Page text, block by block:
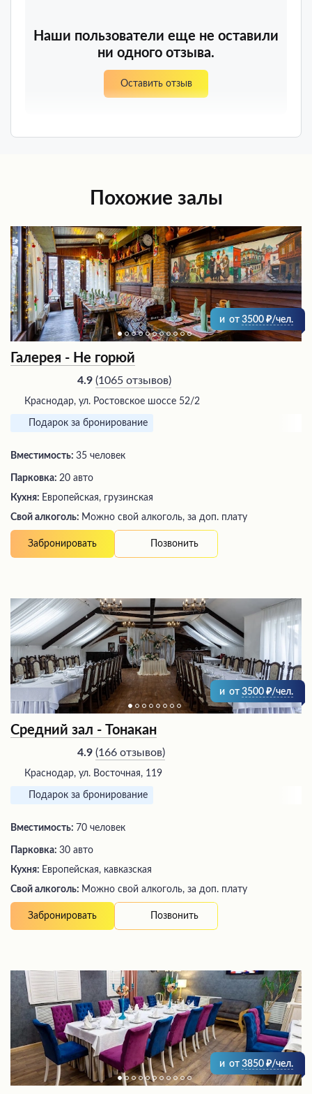
Наши пользователи еще не оставили
ни одного отзыва.
Оставить отзыв
Похожие залы
и от 3500 /чел.
Галерея - Не горюй
4.9 (1065 отзывов)
Краснодар, ул. Ростовское шоссе 52/2
Подарок за бронирование
Вместимость: 35 человек
Парковка: 20 авто
Кухня: Европейская, грузинская
Свой алкоголь: Можно свой алкоголь, за доп. плату
Забронировать Позвонить
и от 3500 /чел.
Средний зал - Тонакан
4.9 (166 отзывов)
Краснодар, ул. Восточная, 119
Подарок за бронирование
Вместимость: 70 человек
Парковка: 30 авто
Кухня: Европейская, кавказская
Свой алкоголь: Можно свой алкоголь, за доп. плату
Забронировать Позвонить
и от 3850 /чел.